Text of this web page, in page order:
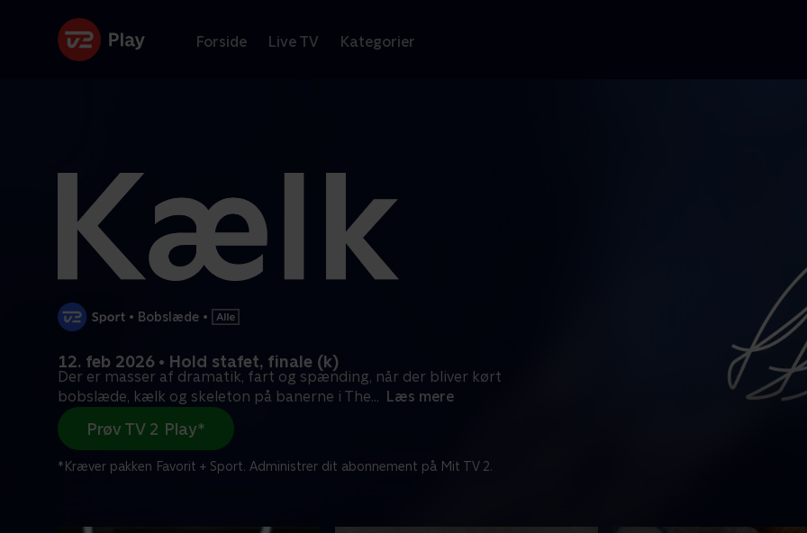
Forside Live TV Kategorier
• Bobslæde •
12. feb 2026 • Hold stafet, finale (k)
Der er masser af dramatik, fart og spænding, når der bliver kørt
bobslæde, kælk og skeleton på banerne i The... Læs mere
Prøv TV 2 Play*
*Kræver pakken Favorit + Sport. Administrer dit abonnement på Mit TV 2.